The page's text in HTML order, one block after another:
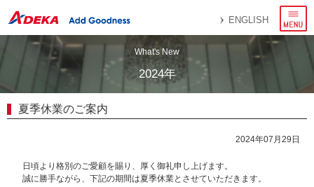
ENGLISH
ニ
ュ
What's New
2024年
夏季休業のご案内
2024年07月29日
日頃より格別のご愛顧を賜り、厚く御礼申し上げます。
誠に勝手ながら、下記の期間は夏季休業とさせていただきます。